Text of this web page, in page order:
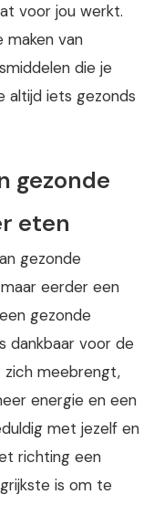
voor jou werkt.
maken van
die je
altijd iets gezonds
gezonde
eten
gezonde
eerder een
gezonde
dankbaar voor de
meebrengt,
energie en een
met jezelf en
richting een
is om te